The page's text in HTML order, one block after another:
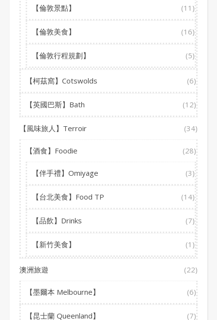
【倫敦景點】 (11)
【倫敦美食】 (16)
【倫敦行程規劃】 (5)
【柯茲窩】Cotswolds (6)
【英國巴斯】Bath (12)
【風味旅人】Terroir (34)
【酒食】Foodie (28)
【伴手禮】Omiyage (3)
【台北美食】Food TP (14)
【品飲】Drinks (7)
【新竹美食】 (1)
澳洲旅遊 (22)
【墨爾本 Melbourne】 (6)
【昆士蘭 Queenland】 (7)